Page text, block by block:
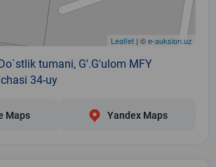
Leaflet | ©e-auksion.uz
tumani, G'.G'ulom MFY
34-uy
Maps Yandex Maps